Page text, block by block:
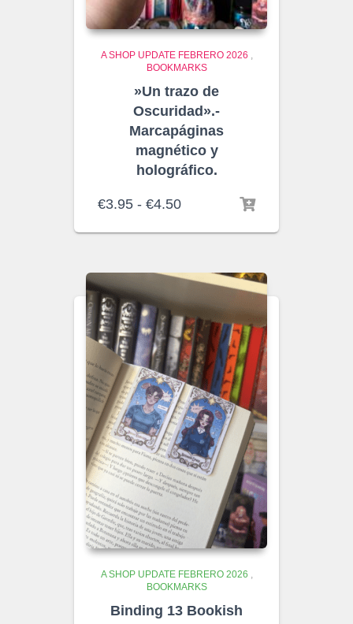
A SHOP UPDATE FEBRERO 2026 ,
BOOKMARKS
»Un trazo de
Oscuridad».-
Marcapáginas
magnético y
holográfico.
€3.95 - €4.50Rango
precios:
€3.95
hasta
€4.50
A SHOP UPDATE FEBRERO 2026 ,
BOOKMARKS
Binding 13 Bookish